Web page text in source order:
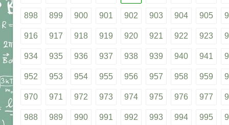
898 899 900 901 902 903 904 905
916 917 918 919 920 921 922 923
934 935 936 937 938 939 940 941
952 953 954 955 956 957 958 959
970 971 972 973 974 975 976 977
988 989 990 991 992 993 994 995